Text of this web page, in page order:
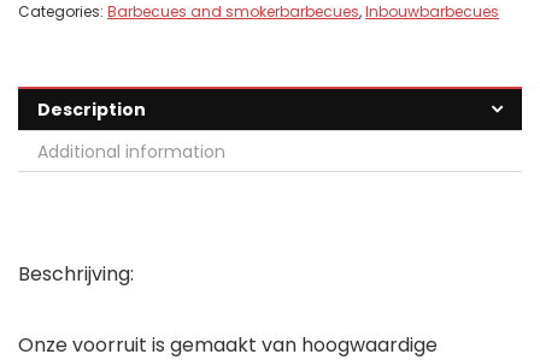
Categories: Barbecues and smokerbarbecues,Inbouwbarbecues
Description
Additional information
Beschrijving:
Onze voorruit is gemaakt van hoogwaardige